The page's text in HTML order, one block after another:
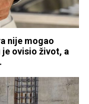
nije mogao
ovisio život, a